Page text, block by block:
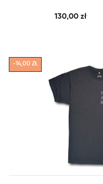
130,00 zł
-14,00 ZŁ